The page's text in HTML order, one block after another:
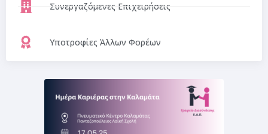
Συνεργαζόμενες Επιχειρήσεις
Υποτροφίες Άλλων Φορέων